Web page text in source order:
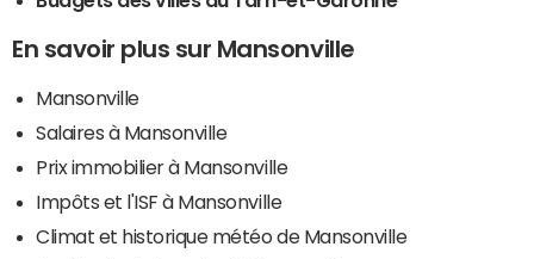
En savoir plus sur Mansonville
Mansonville
Salaires à Mansonville
Prix immobilier à Mansonville
Impôts et l'ISF à Mansonville
Climat et historique météo de Mansonville